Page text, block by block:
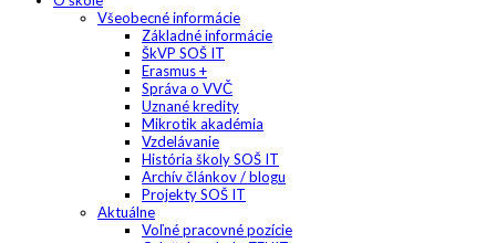
Všeobecné informácie
Základné informácie
ŠkVP SOŠ IT
Erasmus +
Správa o VVČ
Uznané kredity
Mikrotik akadémia
Vzdelávanie
História školy SOŠ IT
Archív článkov / blogu
Projekty SOŠ IT
Aktuálne
Voľné pracovné pozície